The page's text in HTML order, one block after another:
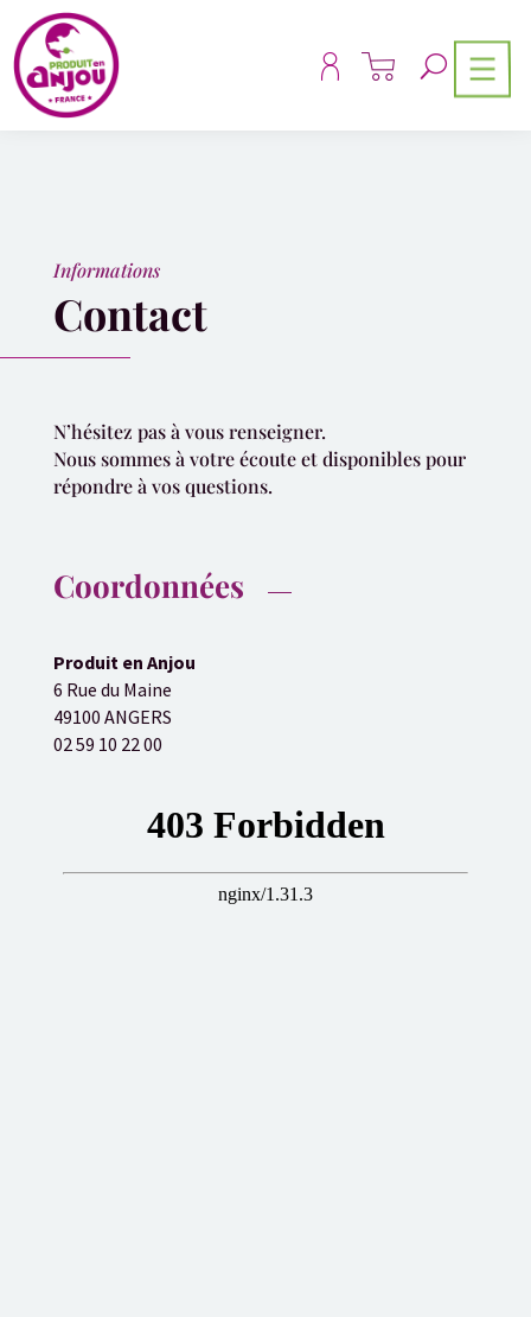
Informations
Contact
N’hésitez pas à vous renseigner.
Nous sommes à votre écoute et disponibles pour
répondre à vos questions.
Coordonnées
Produit en Anjou
6 Rue du Maine
49100 ANGERS
02 59 10 22 00
Panneau de gestion des cookies